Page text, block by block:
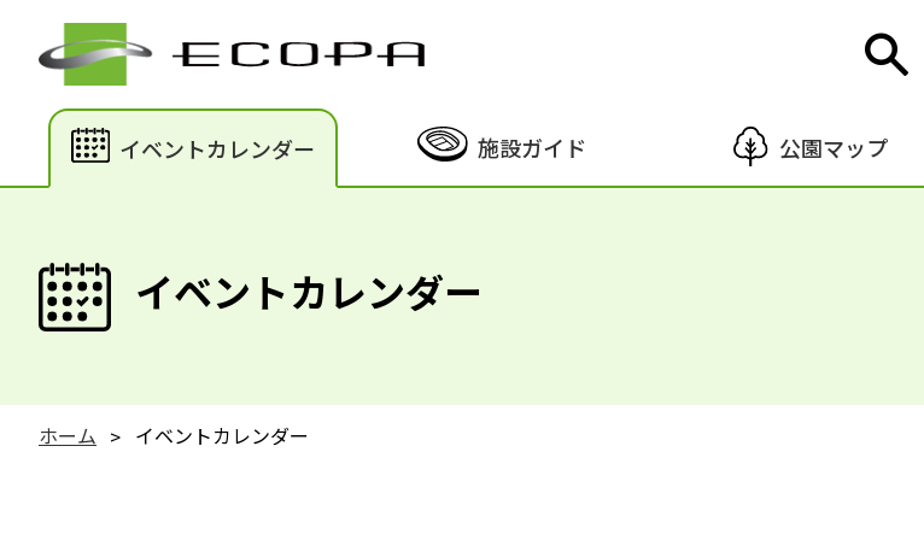
イベントカレンダー 施設ガイド 公園マップ
イベントカレンダー
ホーム イベントカレンダー